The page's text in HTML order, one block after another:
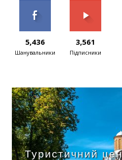
5,436
Шанувальники
3,561
Підписники
Туристичний